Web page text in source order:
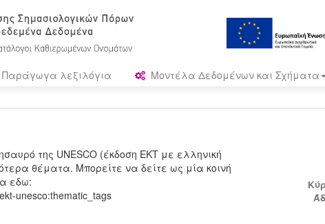
Παράγωγα λεξιλόγια Μοντέλα Δεδομένων και Σχήματα
της UNESCO (έκδοση ΕΚΤ με ελληνική
θέματα. Μπορείτε να δείτε ως μία κοινή
εδω:
unesco:thematic_tags